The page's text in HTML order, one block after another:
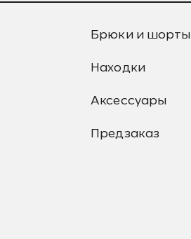
Брюки и шорты
Находки
Аксессуары
Предзаказ